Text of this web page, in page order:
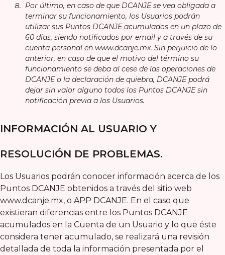
Por último, en caso de que DCANJE se vea obligada a
terminar su funcionamiento, los Usuarios podrán
utilizar sus Puntos DCANJE acumulados en un plazo de
60 días, siendo notificados por email y a través de su
cuenta personal en www.dcanje.mx. Sin perjuicio de lo
anterior, en caso de que el motivo del término su
funcionamiento se deba al cese de las operaciones de
DCANJE o la declaración de quiebra, DCANJE podrá
dejar sin valor alguno todos los Puntos DCANJE sin
notificación previa a los Usuarios.
INFORMACIÓN AL USUARIO Y
RESOLUCIÓN DE PROBLEMAS.
Los Usuarios podrán conocer información acerca de los
Puntos DCANJE obtenidos a través del sitio web
www.dcanje.mx, o APP DCANJE. En el caso que
existieran diferencias entre los Puntos DCANJE
acumulados en la Cuenta de un Usuario y lo que éste
considera tener acumulado, se realizará una revisión
detallada de toda la información presentada por el